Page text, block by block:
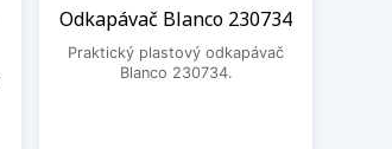
Odkapávač Blanco 230734
Praktický plastový odkapávač
Blanco 230734.